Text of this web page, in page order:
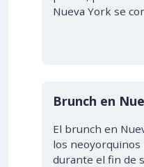
Nueva York se
Brunch en
El brunch en
los neoyorquinos
durante el fin de